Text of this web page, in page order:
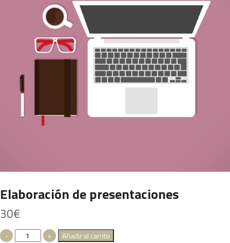
Elaboración de presentaciones
30€
-
Elaboración+ Añadir al carrito